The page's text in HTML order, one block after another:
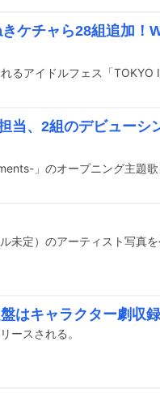
ケチャら28組追加！
当、2組のデビューシ
未定）のアーティスト写真を
はキャラクター劇収
ースされる。